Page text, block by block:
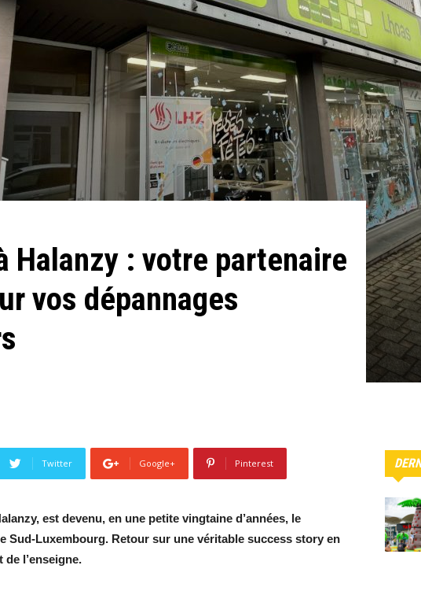
Halanzy : votre partenaire
vos dépannages
Twitter Google+ Pinterest
est devenu, en une petite vingtaine d’années, le
Sud-Luxembourg. Retour sur une véritable success story en
l’enseigne.